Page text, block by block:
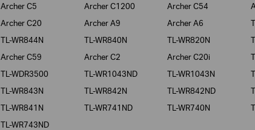
Archer C5
Archer C1200 Archer C54
Archer C20
Archer A9 Archer A6
TL-WR844N
TL-WR840N TL-WR820N
Archer C59
Archer C2 Archer C20i
TL-WDR3500
TL-WR1043ND TL-WR1043N
TL-WR843N
TL-WR842N TL-WR842ND
TL-WR841N
TL-WR741ND TL-WR740N
TL-WR743ND